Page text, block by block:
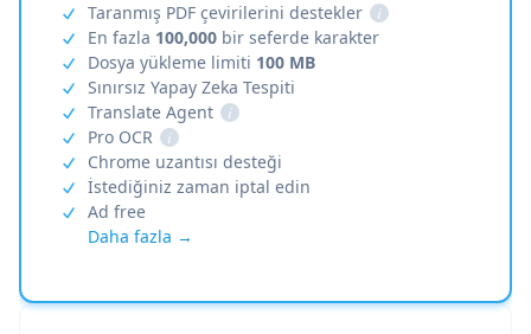
Taranmış PDF çevirilerini destekler
i
En fazla 100,000 bir seferde karakter
Dosya yükleme limiti 100 MB
Sınırsız Yapay Zeka Tespiti
Translate Agent
i
Pro OCR
i
Chrome uzantısı desteği
İstediğiniz zaman iptal edin
Ad free
Daha fazla →